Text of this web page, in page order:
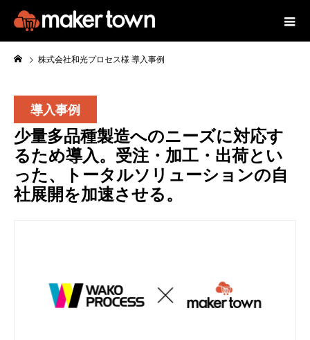
株式会社和光プロセス様 導入事例
導入事例
少量多品種製造へのニーズに対応す
るため導入。受注・加工・出荷とい
った、トータルソリューションの自
社展開を加速させる。